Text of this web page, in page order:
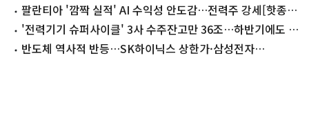
팔란티아 '깜짝 실적' AI 수익성 안도감…전력주 강세[핫종
목]'전력기기 슈퍼사이클' 3사 수주잔고만 36조…하반기에도 순
풍 반도체 역사적 반등…SK하이닉스 상한가·삼성전자